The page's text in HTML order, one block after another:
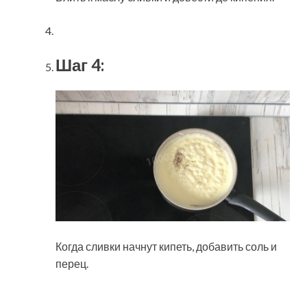
Шаг 4:
Когда сливки начнут кипеть, добавить соль и
перец.